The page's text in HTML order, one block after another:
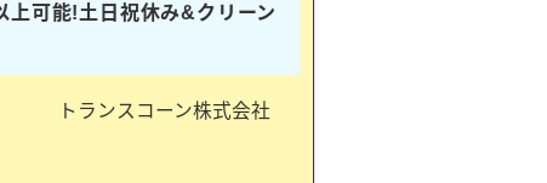
上可能!土日祝休み&クリーン
トランスコーン株式会社